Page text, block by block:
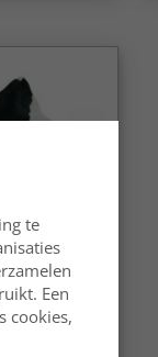
te
Een
cookies,